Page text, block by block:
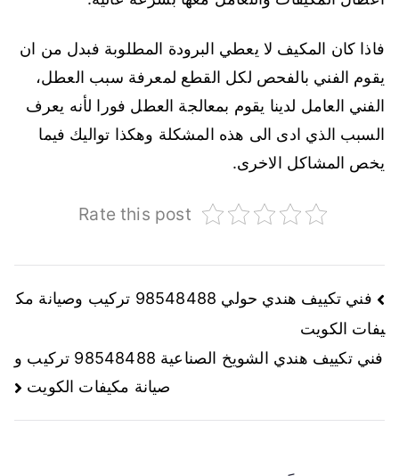
فاذا كان المكيف لا يعطي البرودة المطلوبة فبدل من ان
يقوم الفني بالفحص لكل القطع لمعرفة سبب العطل،
الفني العامل لدينا يقوم بمعالجة العطل فورا لأنه يعرف
السبب الذي ادى الى هذه المشكلة وهكذا تواليك فيما
يخص المشاكل الاخرى.
Rate this post
فني تكييف هندي حولي 98548488 تركيب وصيانة مك
يفات الكويت
فني تكييف هندي الشويخ الصناعية 98548488 تركيب و
صيانة مكيفات الكويت